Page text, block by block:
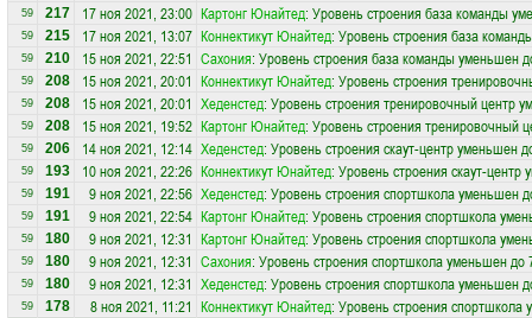
59 217 17 ноя 2021, 23:00 Картoнг Юнайтед: Уровень строения база команды
59 215 17 ноя 2021, 13:07 Коннектикут Юнайтед: Уровень строения база
59 210 15 ноя 2021, 22:51 Сахония: Уровень строения база команды уменьшен
59 208 15 ноя 2021, 20:01 Коннектикут Юнайтед: Уровень строения
59 208 15 ноя 2021, 20:01 Хеденстед: Уровень строения тренировочный центр
59 208 15 ноя 2021, 19:52 Картoнг Юнайтед: Уровень строения тренировочный
59 206 14 ноя 2021, 12:14 Хеденстед: Уровень строения скаут-центр уменьшен
59 193 10 ноя 2021, 22:26 Коннектикут Юнайтед: Уровень строения скаут-
59 191 9 ноя 2021, 22:56 Хеденстед: Уровень строения спортшкола уменьшен
59 191 9 ноя 2021, 22:54 Картoнг Юнайтед: Уровень строения спортшкола
59 180 9 ноя 2021, 12:31 Картoнг Юнайтед: Уровень строения спортшкола
59 180 9 ноя 2021, 12:31 Сахония: Уровень строения спортшкола уменьшен до
59 180 9 ноя 2021, 12:31 Хеденстед: Уровень строения спортшкола уменьшен
59 178 8 ноя 2021, 11:21 Коннектикут Юнайтед: Уровень строения спортшкола